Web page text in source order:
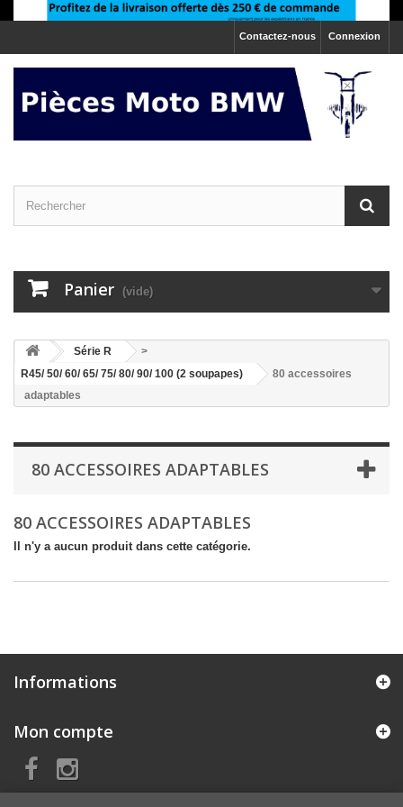
Connexion
Contactez-nous
Panier (vide)
>Série R
>
R45/ 50/ 60/ 65/ 75/ 80/ 90/ 100 (2 soupapes)
80 accessoires
adaptables
80 ACCESSOIRES ADAPTABLES
80 ACCESSOIRES ADAPTABLES
Il n'y a aucun produit dans cette catégorie.
Informations
Mon compte